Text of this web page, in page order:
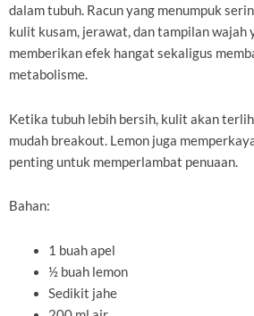
dalam tubuh. Racun yang menumpuk
kulit kusam, jerawat, dan tampilan wajah
memberikan efek hangat sekaligus
metabolisme.
Ketika tubuh lebih bersih, kulit akan
mudah breakout. Lemon juga
penting untuk memperlambat penuaan.
Bahan:
1 buah apel
½ buah lemon
Sedikit jahe